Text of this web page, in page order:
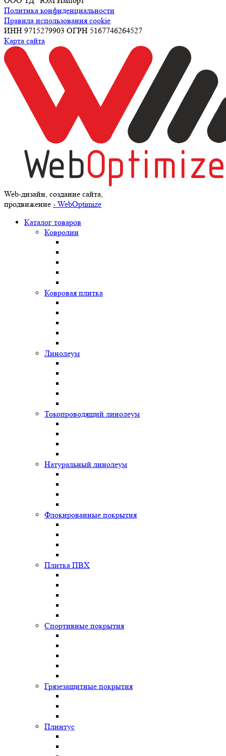
Политика конфиденциальности
Правила использования cookie
ИНН 9715279903 ОГРН 5167746264527
Карта сайта
Web-дизайн, создание сайта,
продвижение - WebOptimize
Каталог товаров
Ковролин
Ковровая плитка
Линолеум
Токопроводящий линолеум
Натуральный линолеум
Флокированные покрытия
Плитка ПВХ
Спортивные покрытия
Грязезащитные покрытия
Плинтус